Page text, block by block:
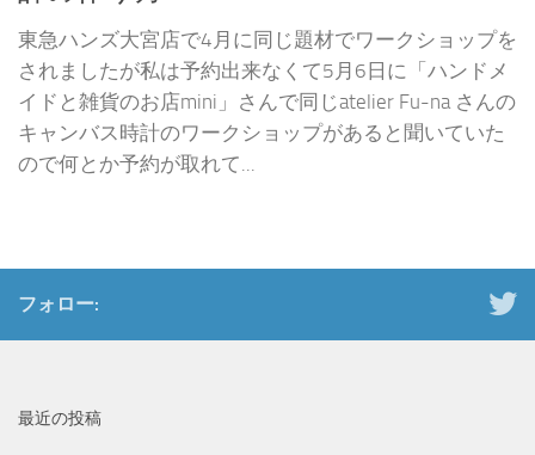
東急ハンズ大宮店で4月に同じ題材でワークショップを
されましたが私は予約出来なくて5月6日に「ハンドメ
イドと雑貨のお店mini」さんで同じatelier Fu-na さんの
キャンバス時計のワークショップがあると聞いていた
ので何とか予約が取れて...
フォロー:
最近の投稿